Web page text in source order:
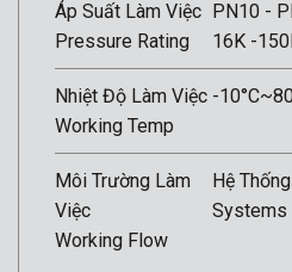
Áp Suất Làm Việc
Pressure Rating
PN10 -
16K -
Nhiệt Độ Làm Việc
Working Temp
-
Môi Trường Làm
Việc
Working Flow
Hệ
Systems